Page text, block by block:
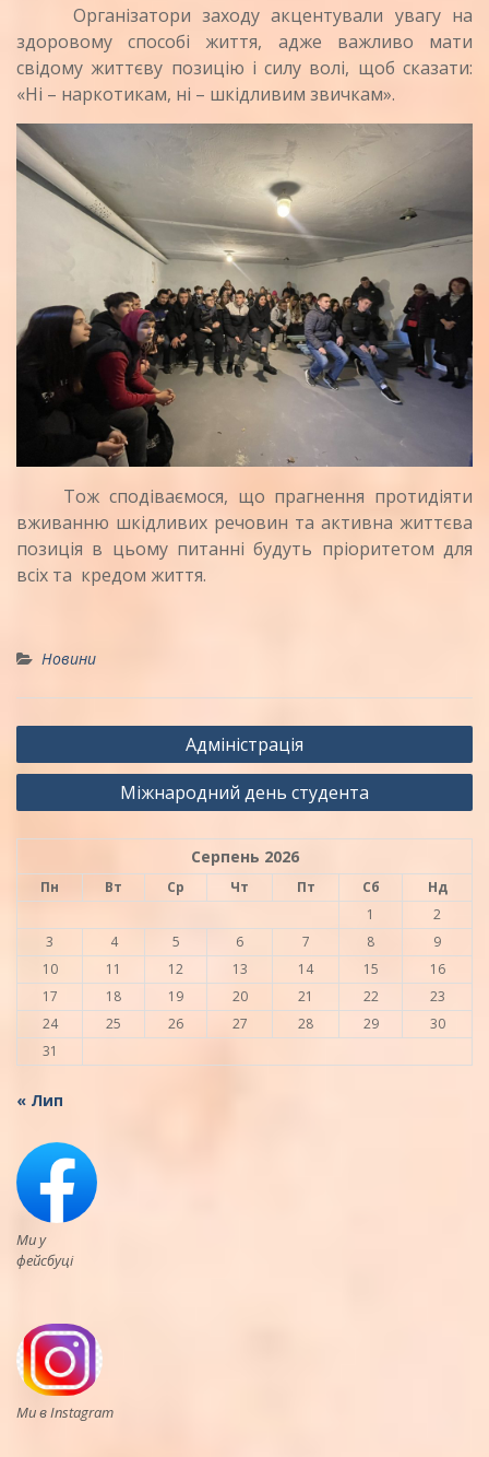
Організатори заходу акцентували увагу на
здоровому способі життя, адже важливо мати
свідому життєву позицію і силу волі, щоб сказати:
«Ні – наркотикам, ні – шкідливим звичкам».
Тож сподіваємося, що прагнення протидіяти
вживанню шкідливих речовин та активна життєва
позиція в цьому питанні будуть пріоритетом для
всіх та кредом життя.
Новини
Навігація
записів
Адміністрація
Міжнародний день студента
Серпень 2026
Пн Вт Ср Чт Пт Сб
Нд
1
2
3
4 5 6 7 8
9
10
11 12 13 14 15
16
17
18 19 20 21 22
23
24
25 26 27 28 29
30
31
« Лип
Ми у
фейсбуці
Ми в Instagram